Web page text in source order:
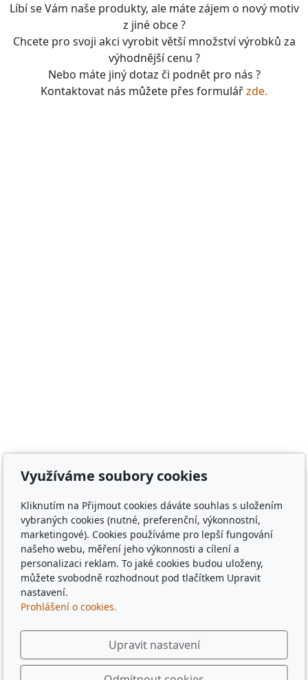
Líbí se Vám naše produkty, ale máte zájem o nový motiv
z jiné obce ?
Chcete pro svoji akci vyrobit větší množství výrobků za
výhodnější cenu ?
Nebo máte jiný dotaz či podnět pro nás ?
Kontaktovat nás můžete přes formulářzde.
Klatovy, město Příbram, město Sušice, město Plzeň,
tácky, pohádkové tácky, pivní tácky, sběratelské tácky,
sběratelské známky, turistické známky, třídní sraz, sraz
po 10 letech, sraz gymplu, sraz gymnázia, sraz ze
střední, sraz z vysoké, spolužáci, památka,
pamětihodnost, malebná místa, plates, Řím, Paříž,
Rome , Paris, München, Munig, Oktoberfest, Zapft
Využíváme soubory cookies
Kliknutím na Přijmout cookies dáváte souhlas s uložením
vybraných cookies (nutné, preferenční, výkonnostní,
marketingové). Cookies používáme pro lepší fungování
našeho webu, měření jeho výkonnosti a cílení a
personalizaci reklam. To jaké cookies budou uloženy,
můžete svobodně rozhodnout pod tlačítkem Upravit
nastavení.
Prohlášení o cookies.
Upravit nastavení